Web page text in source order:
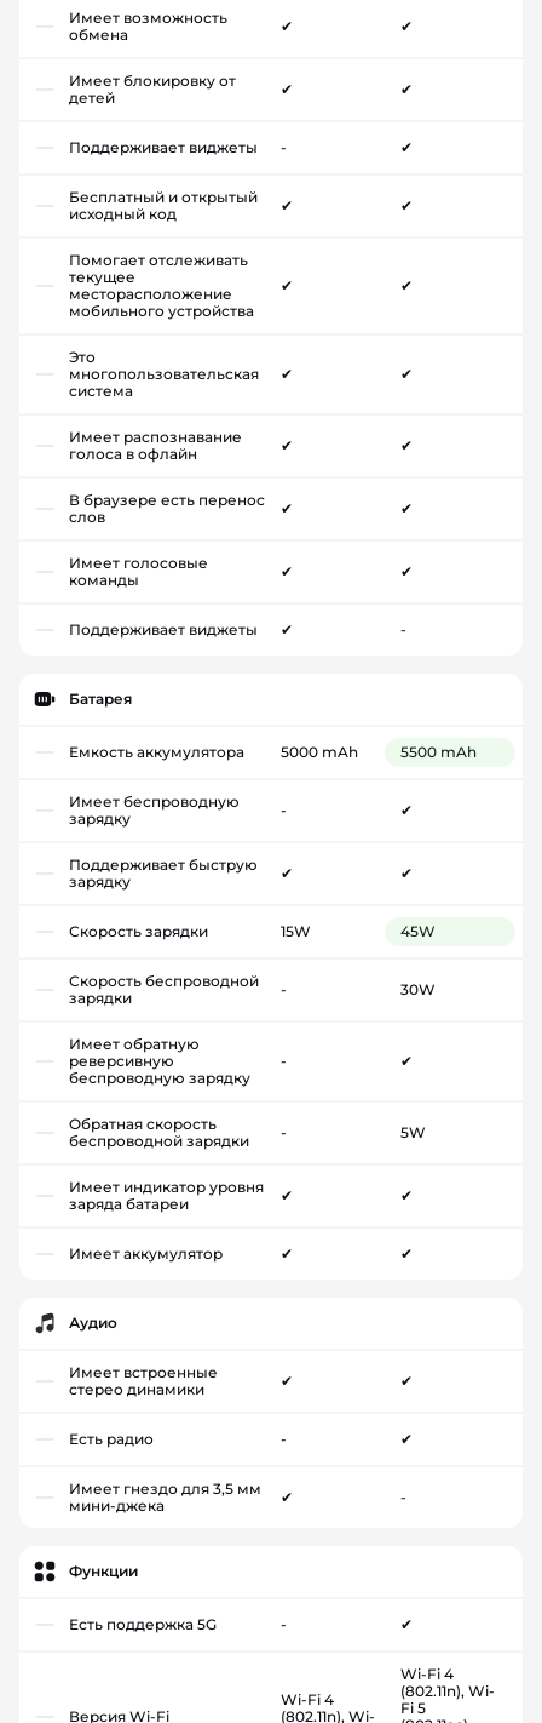
Имеет возможность
обмена
✔ ✔
Имеет блокировку от
детей
✔ ✔
Поддерживает виджеты - ✔
Бесплатный и открытый
исходный код
✔ ✔
Помогает отслеживать
текущее
месторасположение
мобильного устройства
✔ ✔
Это
многопользовательская
система
✔ ✔
Имеет распознавание
голоса в офлайн
✔ ✔
В браузере есть перенос
слов
✔ ✔
Имеет голосовые
команды
✔ ✔
Поддерживает виджеты ✔ -
Батарея
Емкость аккумулятора 5000 mAh 5500 mAh
Имеет беспроводную
зарядку
- ✔
Поддерживает быструю
зарядку
✔ ✔
Скорость зарядки 15W 45W
Скорость беспроводной
зарядки
- 30W
Имеет обратную
реверсивную
беспроводную зарядку
- ✔
Обратная скорость
беспроводной зарядки
- 5W
Имеет индикатор уровня
заряда батареи
✔ ✔
Имеет аккумулятор ✔ ✔
Аудио
Имеет встроенные
стерео динамики
✔ ✔
Есть радио - ✔
Имеет гнездо для 3,5 мм
мини-джека
✔ -
Функции
Есть поддержка 5G - ✔
Версия Wi-Fi
Wi-Fi 4
(802.11n), Wi-
Wi-Fi 4
(802.11n), Wi-
Fi 5